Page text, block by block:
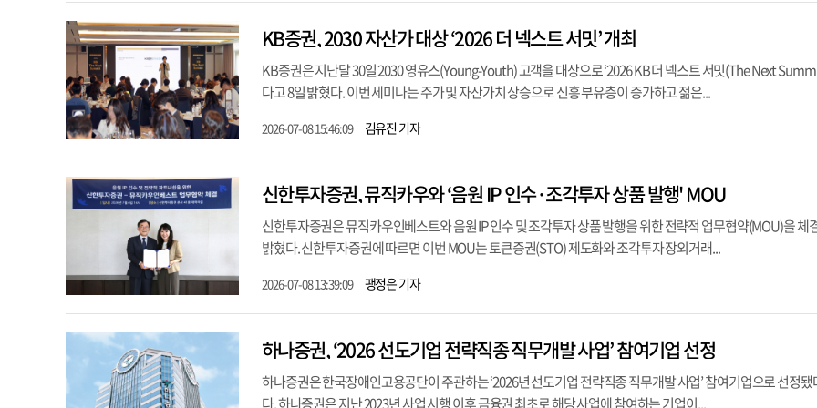
KB증권, 2030 자산가 대상 ‘2026 더 넥스트 서밋’ 개최
KB증권은 지난달 30일 2030 영유스(Young-Youth) 고객을 대상으로 ‘2026 KB 더 넥스트 서밋(The Next
다고 8일 밝혔다. 이번 세미나는 주가 및 자산가치 상승으로 신흥 부유층이 증가하고 젊은...
2026-07-08 15:46:09 김유진 기자
신한투자증권, 뮤직카우와 ‘음원 IP 인수·조각투자 상품 발행' MOU
신한투자증권은 뮤직카우인베스트와 음원 IP 인수 및 조각투자 상품 발행을 위한 전략적 업무협약(MOU)을 체
밝혔다. 신한투자증권에 따르면 이번 MOU는 토큰증권(STO) 제도화와 조각투자 장외거래...
2026-07-08 13:39:09 팽정은 기자
하나증권, ‘2026 선도기업 전략직종 직무개발 사업’ 참여기업 선정
하나증권은 한국장애인고용공단이 주관하는 ‘2026년 선도기업 전략직종 직무개발 사업’ 참여기업으로 선정됐
다. 하나증권은 지난 2023년 사업 시행 이후 금융권 최초로 해당 사업에 참여하는 기업이...